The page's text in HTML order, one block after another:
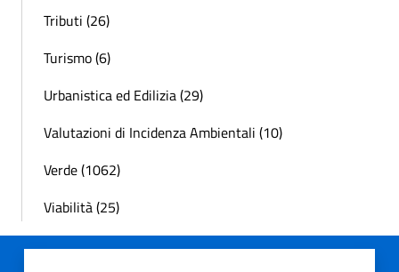
Tributi (26)
Turismo (6)
Urbanistica ed Edilizia (29)
Valutazioni di Incidenza Ambientali (10)
Verde (1062)
Viabilità (25)